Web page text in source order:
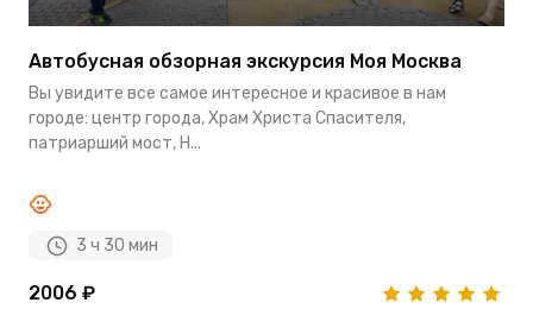
Автобусная обзорная экскурсия Моя Москва
Вы увидите все самое интересное и красивое в нам
городе: центр города, Храм Христа Спасителя,
патриарший мост, Н...
3 ч 30 мин
2006 ₽